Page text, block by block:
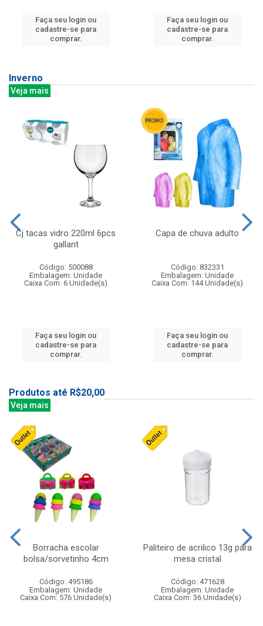
Faça seu login ou
cadastre-se para
comprar.
Faça seu login ou
cadastre-se para
comprar.
Inverno
Veja mais
Cj tacas vidro 220ml 6pcs
gallant
Código: 500088
Embalagem: Unidade
Caixa Com: 6 Unidade(s)
Faça seu login ou
cadastre-se para
comprar.
Capa de chuva adulto
Código: 832331
Embalagem: Unidade
Caixa Com: 144 Unidade(s)
Faça seu login ou
cadastre-se para
comprar.
Produtos até R$20,00
Veja mais
Borracha escolar
bolsa/sorvetinho 4cm
Código: 495186
Embalagem: Unidade
Caixa Com: 576 Unidade(s)
Paliteiro de acrilico 13g para
mesa cristal
Código: 471628
Embalagem: Unidade
Caixa Com: 36 Unidade(s)